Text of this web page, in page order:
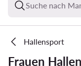
Suche nach
Hallensport
Frauen